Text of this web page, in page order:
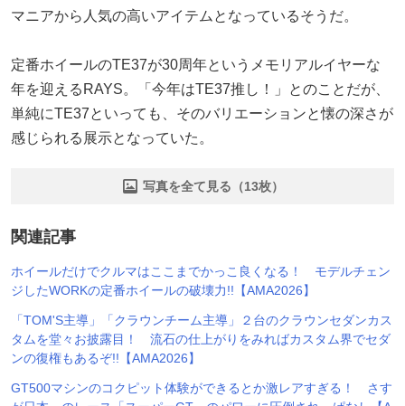
マニアから人気の高いアイテムとなっているそうだ。
定番ホイールのTE37が30周年というメモリアルイヤーな
年を迎えるRAYS。「今年はTE37推し！」とのことだが、
単純にTE37といっても、そのバリエーションと懐の深さが
感じられる展示となっていた。
写真を全て見る（13枚）
関連記事
ホイールだけでクルマはここまでかっこ良くなる！ モデルチェン
ジしたWORKの定番ホイールの破壊力!!【AMA2026】
「TOM'S主導」「クラウンチーム主導」２台のクラウンセダンカス
タムを堂々お披露目！ 流石の仕上がりをみればカスタム界でセダ
ンの復権もあるぞ!!【AMA2026】
GT500マシンのコクピット体験ができるとか激レアすぎる！ さす